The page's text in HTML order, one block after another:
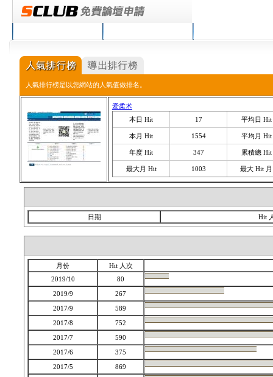
人氣排行榜是以您網站的人氣值做排名。
爱柔术
本日 Hit
17 平均日 Hit
本月 Hit 1554 平均月 Hit
年度 Hit 347 累積總 Hit
最大月 Hit 1003 最大 Hit 月
日期 Hit
月份
Hit 人次
2019/10
80
2019/9
267
2017/9
589
2017/8
752
2017/7
590
2017/6
375
2017/5
869